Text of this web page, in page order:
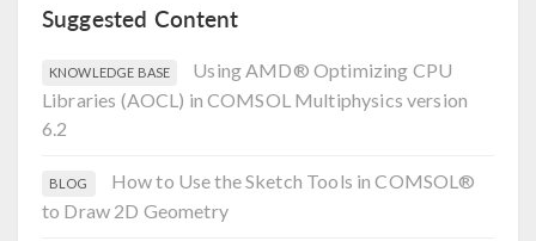
Suggested Content
KNOWLEDGE BASE
Using AMD® Optimizing CPU
Libraries (AOCL) in COMSOL Multiphysics version
6.2
BLOG
How to Use the Sketch Tools in COMSOL®
to Draw 2D Geometry